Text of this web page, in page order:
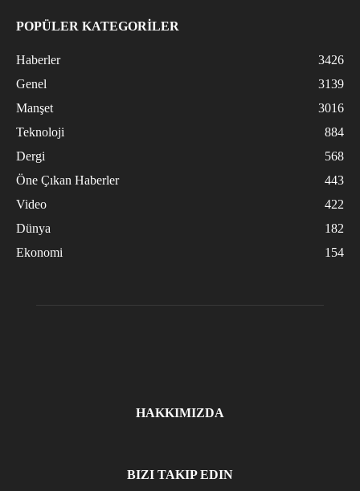
POPÜLER KATEGORİLER
Haberler
3426
Genel
3139
Manşet
3016
Teknoloji
884
Dergi
568
Öne Çıkan Haberler
443
Video
422
Dünya
182
Ekonomi
154
HAKKIMIZDA
BIZI TAKIP EDIN